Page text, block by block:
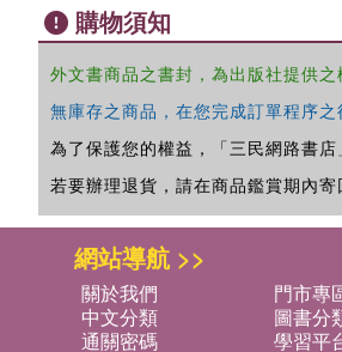
購物須知
外文書商品之書封，為出版社提供
無庫存之商品，在您完成訂單程序
為了保護您的權益，「三民網路書店
若要辦理退貨，請在商品鑑賞期內
網站導航 >>
關於我們 門市專
中文分類
圖書分
通關密碼
學習平